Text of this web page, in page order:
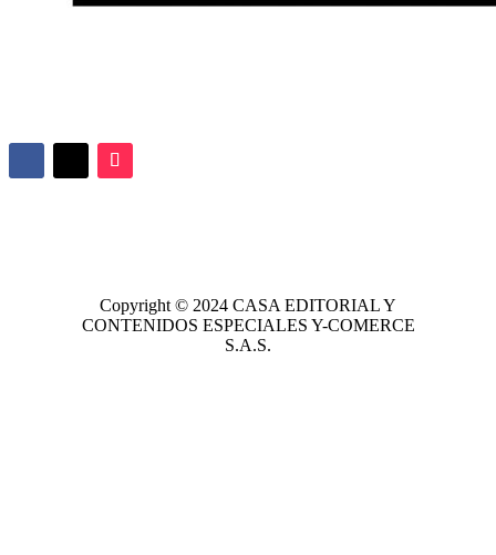
Copyright © 2024 CASA EDITORIALY
CONTENIDOS ESPECIALES Y-COMERCE
S.A.S.